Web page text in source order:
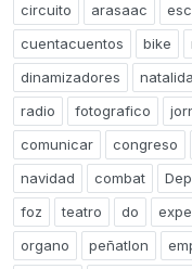
circuito
arasaac
cuentacuentos
bike
dinamizadores
radio
fotografico
comunicar
congreso
navidad
combat
foz
teatro do
organo
peñatlon